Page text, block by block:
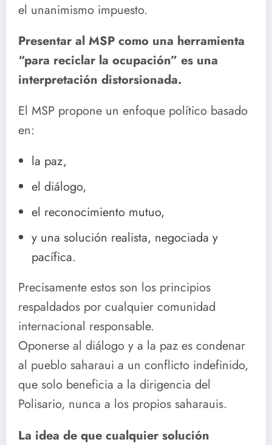
el unanimismo impuesto.
Presentar al MSP como una herramienta
“para reciclar la ocupación” es una
interpretación distorsionada.
El MSP propone un enfoque político basado
en:
la paz,
el diálogo,
el reconocimiento mutuo,
y una solución realista, negociada y
pacífica.
Precisamente estos son los principios
respaldados por cualquier comunidad
internacional responsable.
Oponerse al diálogo y a la paz es condenar
al pueblo saharaui a un conflicto indefinido,
que solo beneficia a la dirigencia del
Polisario, nunca a los propios saharauis.
La idea de que cualquier solución